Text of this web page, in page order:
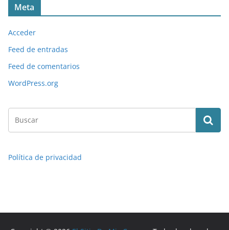
Meta
Acceder
Feed de entradas
Feed de comentarios
WordPress.org
Política de privacidad